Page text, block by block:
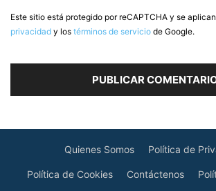
Este sitio está protegido por reCAPTCHA y se
privacidad y los términos de servicio de Google.
Quienes Somos Política de
Política de Cookies Contáctenos